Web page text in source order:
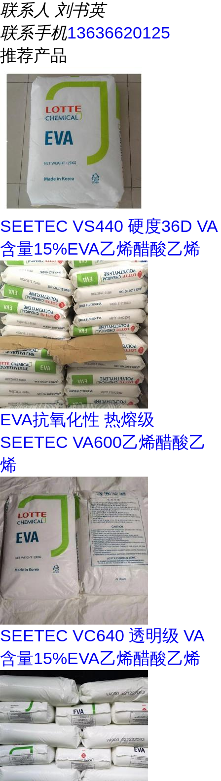
联系人 刘书英
联系手机13636620125
推荐产品
SEETEC VS440 硬度36D VA
含量15%EVA乙烯醋酸乙烯
EVA抗氧化性 热熔级
SEETEC VA600乙烯醋酸乙
烯
SEETEC VC640 透明级 VA
含量15%EVA乙烯醋酸乙烯